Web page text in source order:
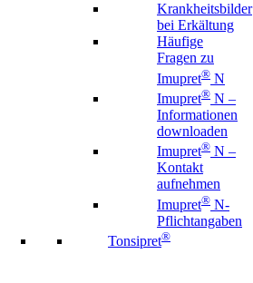
Krankheitsbilder
bei Erkältung
Häufige
Fragen zu
Imupret® N
Imupret® N –
Informationen
downloaden
Imupret® N –
Kontakt
aufnehmen
Imupret® N-
Pflichtangaben
Tonsipret®